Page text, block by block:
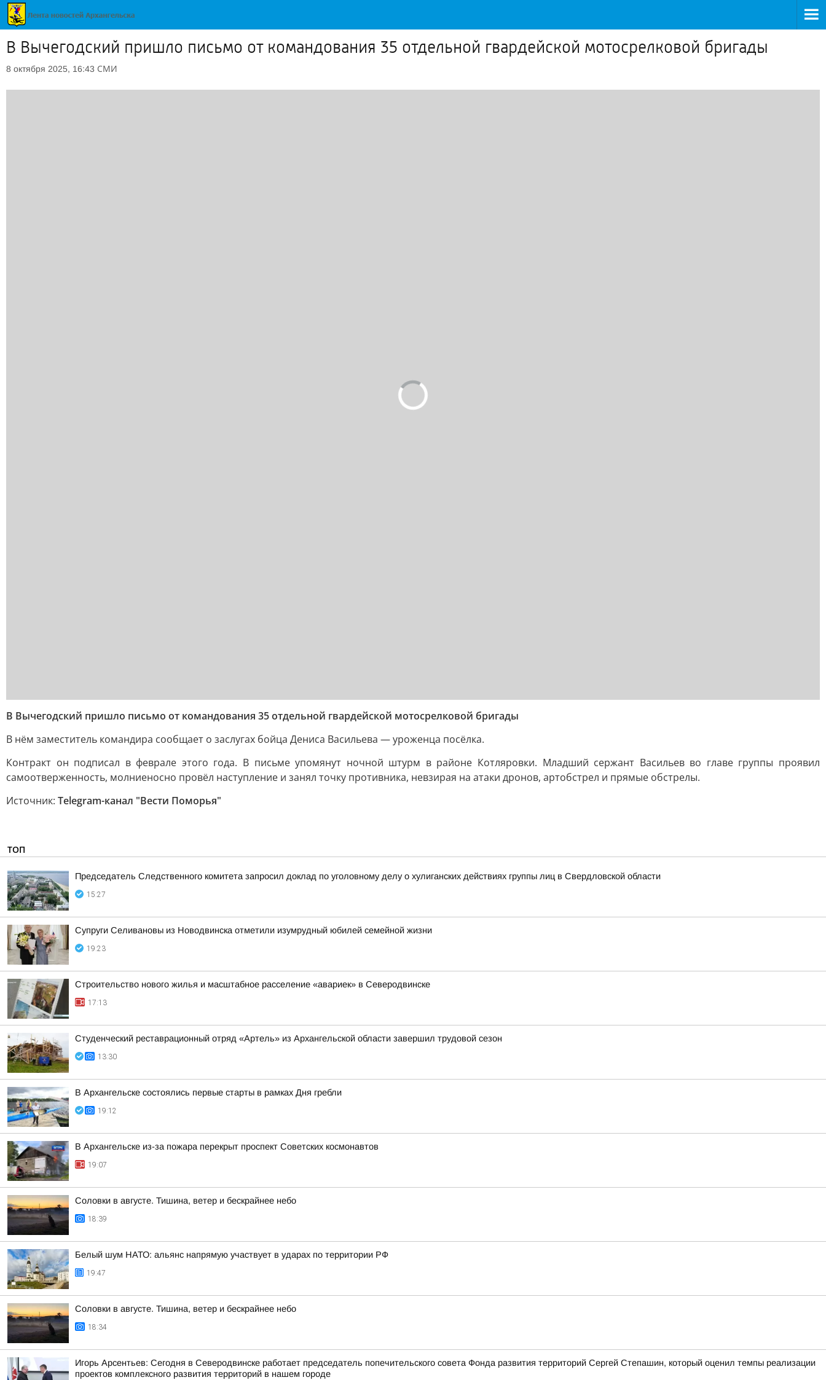
В Вычегодский пришло письмо от командования 35 отдельной гвардейской мотосрелковой бригады
8 октября 2025, 16:43 СМИ
В Вычегодский пришло письмо от командования 35 отдельной гвардейской мотосрелковой бригады
В нём заместитель командира сообщает о заслугах бойца Дениса Васильева — уроженца посёлка.
Контракт он подписал в феврале этого года. В письме упомянут ночной штурм в районе Котляровки. Младший сержант Васильев во главе группы проявил
самоотверженность, молниеносно провёл наступление и занял точку противника, невзирая на атаки дронов, артобстрел и прямые обстрелы.
Источник: Telegram-канал "Вести Поморья"
ТОП
Председатель Следственного комитета запросил доклад по уголовному делу о хулиганских действиях группы лиц в Свердловской области
15:27
Супруги Селивановы из Новодвинска отметили изумрудный юбилей семейной жизни
19:23
Строительство нового жилья и масштабное расселение «авариек» в Северодвинске
17:13
Студенческий реставрационный отряд «Артель» из Архангельской области завершил трудовой сезон
13:30
В Архангельске состоялись первые старты в рамках Дня гребли
19:12
В Архангельске из-за пожара перекрыт проспект Советских космонавтов
19:07
Соловки в августе. Тишина, ветер и бескрайнее небо
18:39
Белый шум НАТО: альянс напрямую участвует в ударах по территории РФ
19:47
Соловки в августе. Тишина, ветер и бескрайнее небо
18:34
Игорь Арсентьев: Сегодня в Северодвинске работает председатель попечительского совета Фонда развития территорий Сергей Степашин, который оценил темпы реализации
проектов комплексного развития территорий в нашем городе